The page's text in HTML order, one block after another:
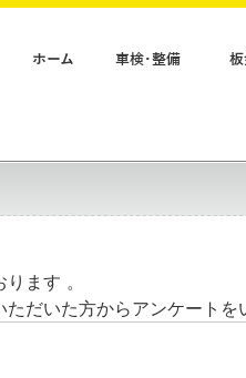
ホーム 車検･整備
ます 。
だいた方からアンケートを